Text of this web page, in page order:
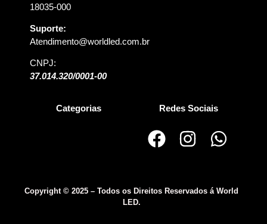
18035-000
Suporte:
Atendimento@worldled.com.br
CNPJ:
37.014.320/0001-00
Categorias Redes Sociais
Copyright © 2025 – Todos os Direitos Reservados á World
LED.